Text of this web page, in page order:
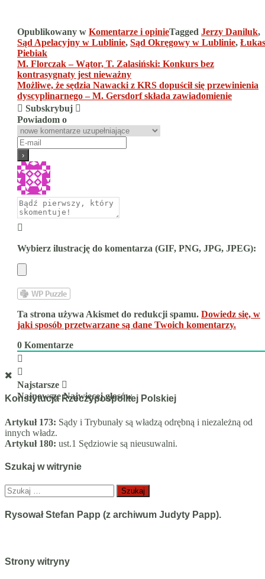
Opublikowany w Komentarze i opinieTagged Jerzy Daniluk,
Sąd Apelacyjny w Lublinie, Sąd Okręgowy w Lublinie,
Piebiak
Nawigacja
wpisu
M. Florczak – Wątor, T. Zalasiński: Konkurs bez
kontrasygnaty jest nieważny
Możliwe, że sędzia Nawacki z KRS dopuścił się przewinienia
dyscyplinarnego – M. Gersdorf składa zawiadomienie
Subskrybuj
Powiadom o
Wybierz ilustrację do komentarza (GIF, PNG, JPG, JPEG):
Ta strona używa Akismet do redukcji spamu. Dowiedz się, w
jaki sposób przetwarzane są dane Twoich komentarzy.
0 Komentarze
Najstarsze
Najnowsze Najwięcej głosów
Konstytucja Rzeczypospolitej Polskiej
Artykuł 173: Sądy i Trybunały są władzą odrębną i niezależną od
innych władz.
Artykuł 180: ust.1 Sędziowie są nieusuwalni.
Szukaj w witrynie
Szukaj:
Rysował Stefan Papp (z archiwum Judyty Papp).
Strony witryny